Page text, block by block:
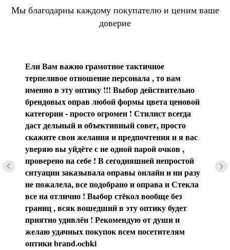
Мы благодарны каждому покупателю и ценим ваше
доверие
Ели Вам важно грамотное тактичное
терпеливое отношение персонала , то вам
именно в эту оптику !!! Выбор действительно
брендовых оправ любой формы цвета ценовой
категории - просто огромен ! Стилист всегда
даст дельный и объективный совет, просто
скажите свои желания и предпочтения и я вас
уверяю вы уйдёте с не одной парой очков ,
проверено на себе ! В сегодняшней непростой
ситуации заказывала оправы онлайн и ни разу
не пожалела, все подобрано и оправа и Стекла
все на отлично ! Выбор стёкол вообще без
границ , всяк вошедший в эту оптику будет
приятно удивлён ! Рекомендую от души и
желаю удачных покупок всем посетителям
оптики brаnd.ochki